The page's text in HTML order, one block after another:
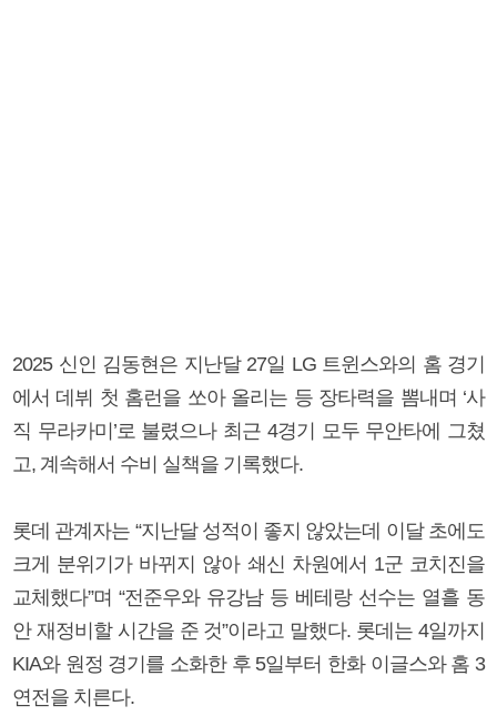
2025 신인 김동현은 지난달 27일 LG 트윈스와의 홈 경기
에서 데뷔 첫 홈런을 쏘아 올리는 등 장타력을 뽐내며 ‘사
직 무라카미’로 불렸으나 최근 4경기 모두 무안타에 그쳤
고, 계속해서 수비 실책을 기록했다.
롯데 관계자는 “지난달 성적이 좋지 않았는데 이달 초에도
크게 분위기가 바뀌지 않아 쇄신 차원에서 1군 코치진을
교체했다”며 “전준우와 유강남 등 베테랑 선수는 열흘 동
안 재정비할 시간을 준 것”이라고 말했다. 롯데는 4일까지
KIA와 원정 경기를 소화한 후 5일부터 한화 이글스와 홈 3
연전을 치른다.